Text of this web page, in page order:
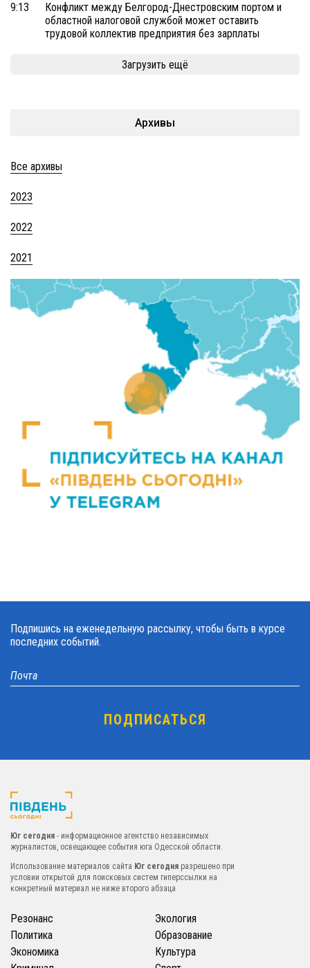
9:13
Конфликт между Белгород-Днестровским портом и
областной налоговой службой может оставить
трудовой коллектив предприятия без зарплаты
Загрузить ещё
Архивы
Все архивы
2023
2022
2021
Подпишись на еженедельную рассылку, чтобы быть в курсе
последних событий.
Юг сегодня - информационное агентство независимых
журналистов, освещающее события юга Одесской области.
Использование материалов сайта Юг сегодня разрешено при
условии открытой для поисковых систем гиперссылки на
конкретный материал не ниже второго абзаца
Резонанс
Политика
Экономика
Экология
Образование
Культура